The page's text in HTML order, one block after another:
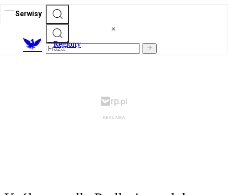
Serwisy
Regiony